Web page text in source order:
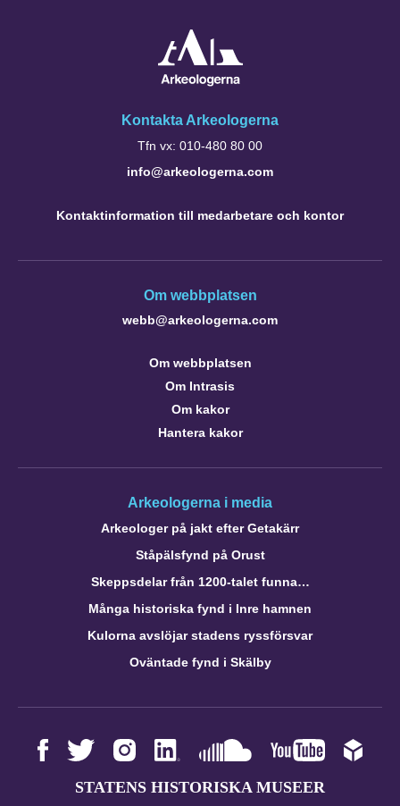
Kontakta Arkeologerna
Tfn vx: 010-480 80 00
info@arkeologerna.com
Kontaktinformation till medarbetare och kontor
Om webbplatsen
webb@arkeologerna.com
Om webbplatsen
Om Intrasis
Om kakor
Hantera kakor
Arkeologerna i media
Arkeologer på jakt efter Getakärr
Ståpälsfynd på Orust
Skeppsdelar från 1200-talet funna…
Många historiska fynd i Inre hamnen
Kulorna avslöjar stadens ryssförsvar
Oväntade fynd i Skälby
STATENS HISTORISKA MUSEER